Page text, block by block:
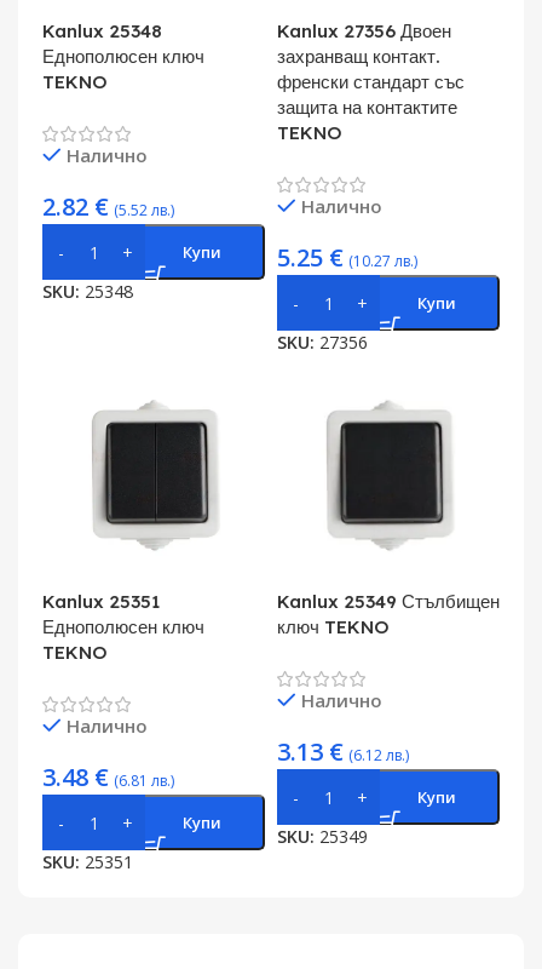
Kanlux 25348
Еднополюсен ключ
TEKNO
Налично
2.82 € (5.52 лв.)
Купи
SKU: 25348
Kanlux 27356 Двоен
захранващ контакт.
френски стандарт със
защита на контактите
TEKNO
Налично
5.25 € (10.27 лв.)
Купи
SKU: 27356
Kanlux 25351
Еднополюсен ключ
TEKNO
Налично
3.48 € (6.81 лв.)
Купи
SKU: 25351
Kanlux 25349 Стълбищен
ключ TEKNO
Налично
3.13 € (6.12 лв.)
Купи
SKU: 25349